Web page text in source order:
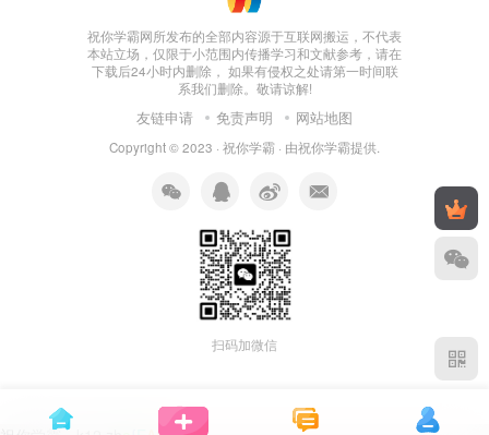
祝你学霸网所发布的全部内容源于互联网搬运，不代表
本站立场，仅限于小范围内传播学习和文献参考，请在
下载后24小时内删除， 如果有侵权之处请第一时间联
系我们删除。敬请谅解!
友链申请 免责声明 网站地图
Copyright © 2023 · 祝你学霸 · 由祝你学霸提供.
扫码加微信